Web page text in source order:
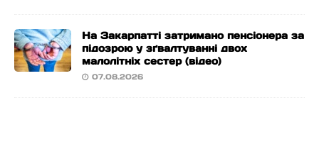
На Закарпатті затримано пенсіонера за
підозрою у зґвалтуванні двох
малолітніх сестер (відео)
07.08.2026